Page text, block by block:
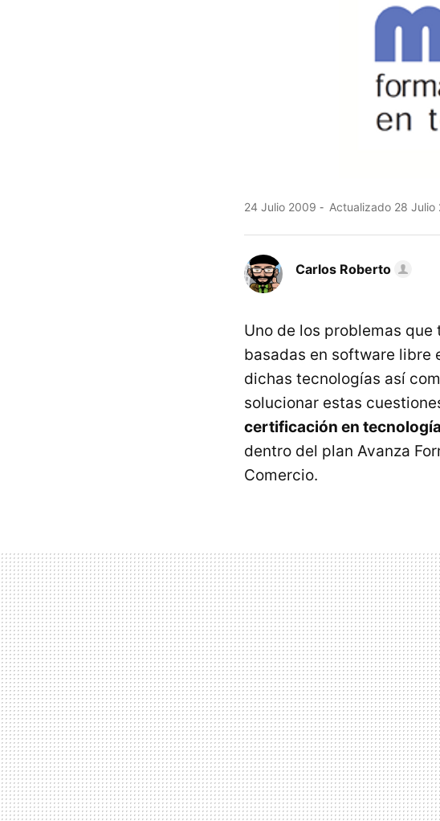
24 Julio 2009 Actualizado 28 Julio
Carlos Roberto
Uno de los problemas
basadas en software libre
dichas tecnologías así
solucionar estas
certificación en
dentro del plan Avanza
Comercio.